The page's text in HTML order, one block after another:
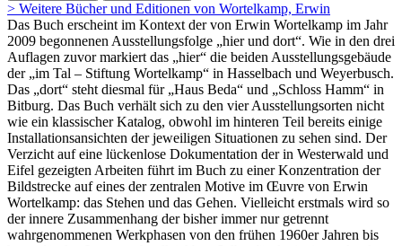
> Weitere Bücher und Editionen von Wortelkamp, Erwin
Das Buch erscheint im Kontext der von Erwin Wortelkamp im Jahr
2009 begonnenen Ausstellungsfolge „hier und dort“. Wie in den drei
Auflagen zuvor markiert das „hier“ die beiden Ausstellungsgebäude
der „im Tal – Stiftung Wortelkamp“ in Hasselbach und Weyerbusch.
Das „dort“ steht diesmal für „Haus Beda“ und „Schloss Hamm“ in
Bitburg. Das Buch verhält sich zu den vier Ausstellungsorten nicht
wie ein klassischer Katalog, obwohl im hinteren Teil bereits einige
Installationsansichten der jeweiligen Situationen zu sehen sind. Der
Verzicht auf eine lückenlose Dokumentation der in Westerwald und
Eifel gezeigten Arbeiten führt im Buch zu einer Konzentration der
Bildstrecke auf eines der zentralen Motive im Œuvre von Erwin
Wortelkamp: das Stehen und das Gehen. Vielleicht erstmals wird so
der innere Zusammenhang der bisher immer nur getrennt
wahrgenommenen Werkphasen von den frühen 1960er Jahren bis